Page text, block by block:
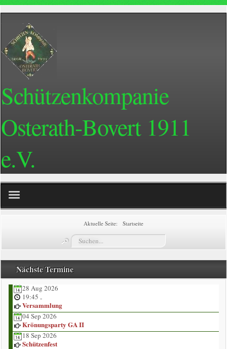
Schützenkompanie
Osterath-Bovert 1911
e.V.
Züge
Vorstand
Kompaniekönige
Regimentskönige
Aktuelle Seite: Startseite
Suchen...
Nächste Termine
28 Aug 2026
19:45 -
Versammlung
04 Sep 2026
Krönungsparty GA II
18 Sep 2026
Schützenfest